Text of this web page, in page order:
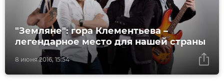
8 июня 2016, 15:54
"Земляне": гора Клементьева –
легендарное место для нашей страны